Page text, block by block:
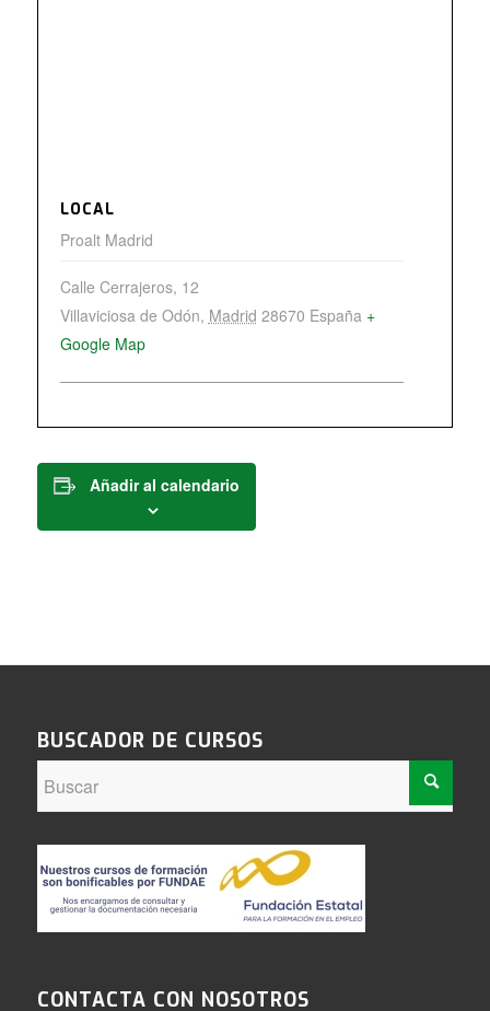
LOCAL
Proalt Madrid
Calle Cerrajeros, 12
Villaviciosa de Odón, Madrid 28670 España +
Google Map
Añadir al calendario
BUSCADOR DE CURSOS
CONTACTA CON NOSOTROS